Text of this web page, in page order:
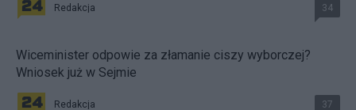
Redakcja 34
Wiceminister odpowie za złamanie ciszy wyborczej?
Wniosek już w Sejmie
Redakcja 37